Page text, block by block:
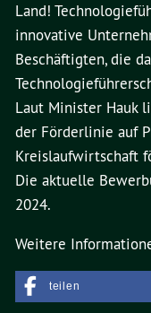
Land!
innovative
Beschäftigten, die
Laut Minister Hauk
der Förderlinie auf
Kreislaufwirtschaft
Die aktuelle
2024.
Weitere
teilen